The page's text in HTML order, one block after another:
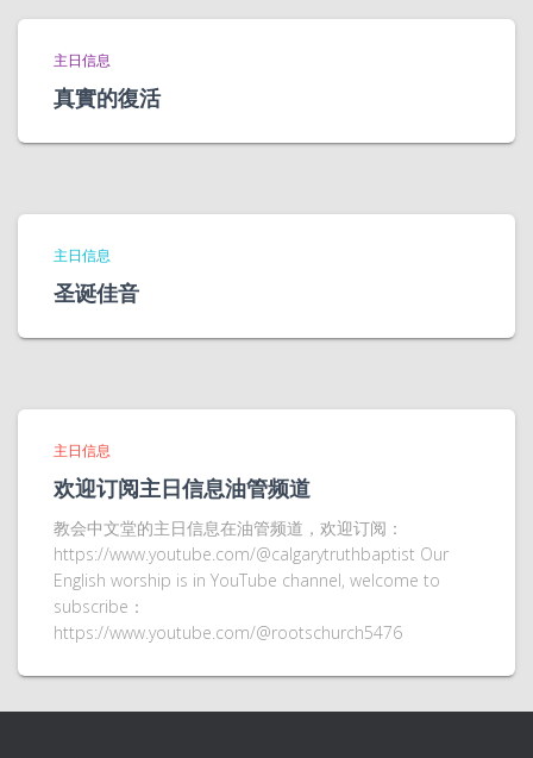
主日信息
真實的復活
主日信息
圣诞佳音
主日信息
欢迎订阅主日信息油管频道
教会中文堂的主日信息在油管频道，欢迎订阅：
https://www.youtube.com/@calgarytruthbaptist Our
English worship is in YouTube channel, welcome to
subscribe：
https://www.youtube.com/@rootschurch5476